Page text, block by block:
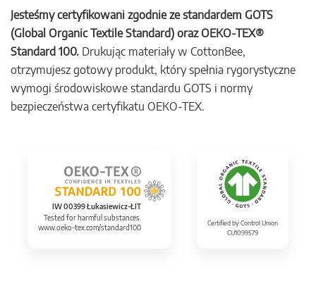
Jesteśmy certyfikowani zgodnie ze standardem GOTS
(Global Organic Textile Standard) oraz OEKO-TEX®
Standard 100. Drukując materiały w CottonBee,
otrzymujesz gotowy produkt, który spełnia rygorystyczne
wymogi środowiskowe standardu GOTS i normy
bezpieczeństwa certyfikatu OEKO-TEX.
IW 00399 Łukasiewicz-ŁIT
Tested for harmful substances.
www.oeko-tex.com/standard100
Certified by Control Union
CU1099579